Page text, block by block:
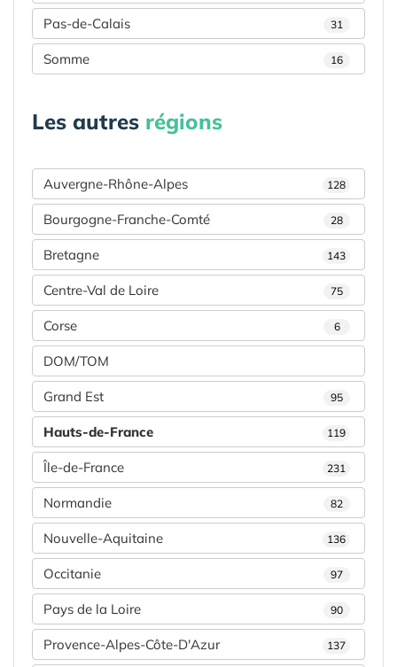
Pas-de-Calais 31
Somme 16
Les autres régions
Auvergne-Rhône-Alpes 128
Bourgogne-Franche-Comté 28
Bretagne 143
Centre-Val de Loire 75
Corse 6
DOM/TOM
Grand Est 95
Hauts-de-France 119
Île-de-France 231
Normandie 82
Nouvelle-Aquitaine 136
Occitanie 97
Pays de la Loire 90
Provence-Alpes-Côte-D'Azur 137